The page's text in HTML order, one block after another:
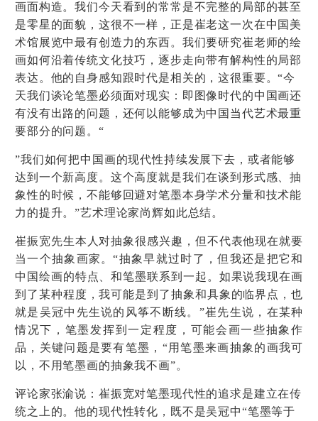
画面构造。我们今天看到的常常是不完整的局部的甚至
是零星的面貌，这很不一样，正是崔老这一次在中国美
术馆展览中最有创造力的东西。我们要研究崔老师的绘
画如何沿着传统文化技巧，逐步走向带有解构性的局部
表达。他的自身感知跟时代是相关的，这很重要。“今
天我们谈论笔墨必须面对现实：即图像时代的中国画还
有没有出路的问题，还何以能够成为中国当代艺术最重
要部分的问题。“
”我们如何把中国画的现代性持续发展下去，或者能够
达到一个新高度。这个高度就是我们在谈到形式感、抽
象性的时候，不能够回避对笔墨本身学术分量和技术能
力的提升。”艺术理论家尚辉如此总结。
崔振宽先生本人对抽象很感兴趣，但不代表他现在就要
当一个抽象画家。“抽象早就过时了，但我还是把它和
中国绘画的特点、和笔墨联系到一起。如果说我现在画
到了某种程度，我可能是到了抽象和具象的临界点，也
就是吴冠中先生说的风筝不断线。”崔先生说，在某种
情况下，笔墨发挥到一定程度，可能会画一些抽象作
品，关键问题是要有笔墨，“用笔墨来画抽象的画我可
以，不用笔墨画的抽象我不画”。
评论家张渝说：崔振宽对笔墨现代性的追求是建立在传
统之上的。他的现代性转化，既不是吴冠中“笔墨等于